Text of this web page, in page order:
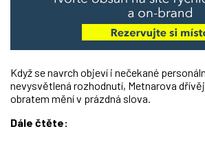
Když se navrch objeví i nečekané
nevysvětlená rozhodnutí, Metnarova
obratem mění v prázdná slova.
Dále čtěte: